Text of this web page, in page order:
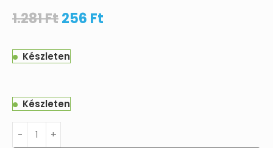
1.281Ft256 Ft
Készleten
Készleten